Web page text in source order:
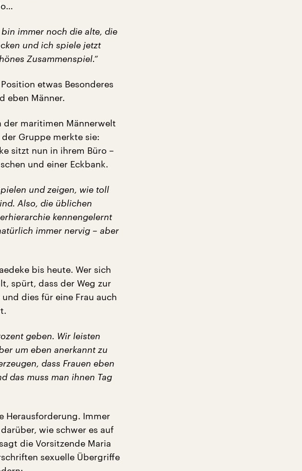
immer noch die alte, die
und ich spiele jetzt
Zusammenspiel.“
etwas Besonderes
eben Männer.
der maritimen Männerwelt
Gruppe merkte sie:
sitzt nun in ihrem Büro –
und einer Eckbank.
und zeigen, wie toll
Also, die üblichen
kennengelernt
immer nervig – aber
bis heute. Wer sich
spürt, dass der Weg zur
dies für eine Frau auch
geben. Wir leisten
um eben anerkannt zu
dass Frauen eben
das muss man ihnen Tag
Herausforderung. Immer
wie schwer es auf
die Vorsitzende Maria
sexuelle Übergriffe